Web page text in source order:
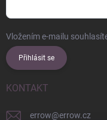
Vložením e-mailu
Přihlásit se
KONTAKT
errow@errow.cz